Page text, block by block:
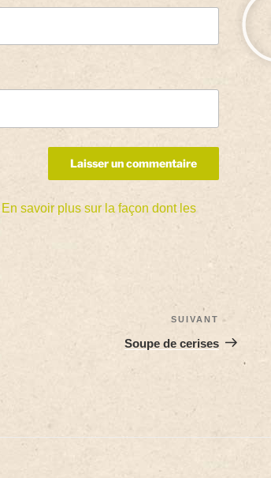
En savoir plus sur la façon dont les
SUIVANT
Soupe de cerises